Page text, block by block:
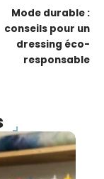
Mode durable :
conseils pour un
dressing éco-
responsable